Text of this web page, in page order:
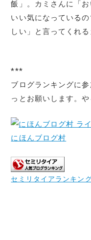
飯」。カミさんに「
いい気になっている
しい」と言ってくれ
***
ブログランキングに
っとお願いします。や
にほんブログ村
セミリタイアランキン